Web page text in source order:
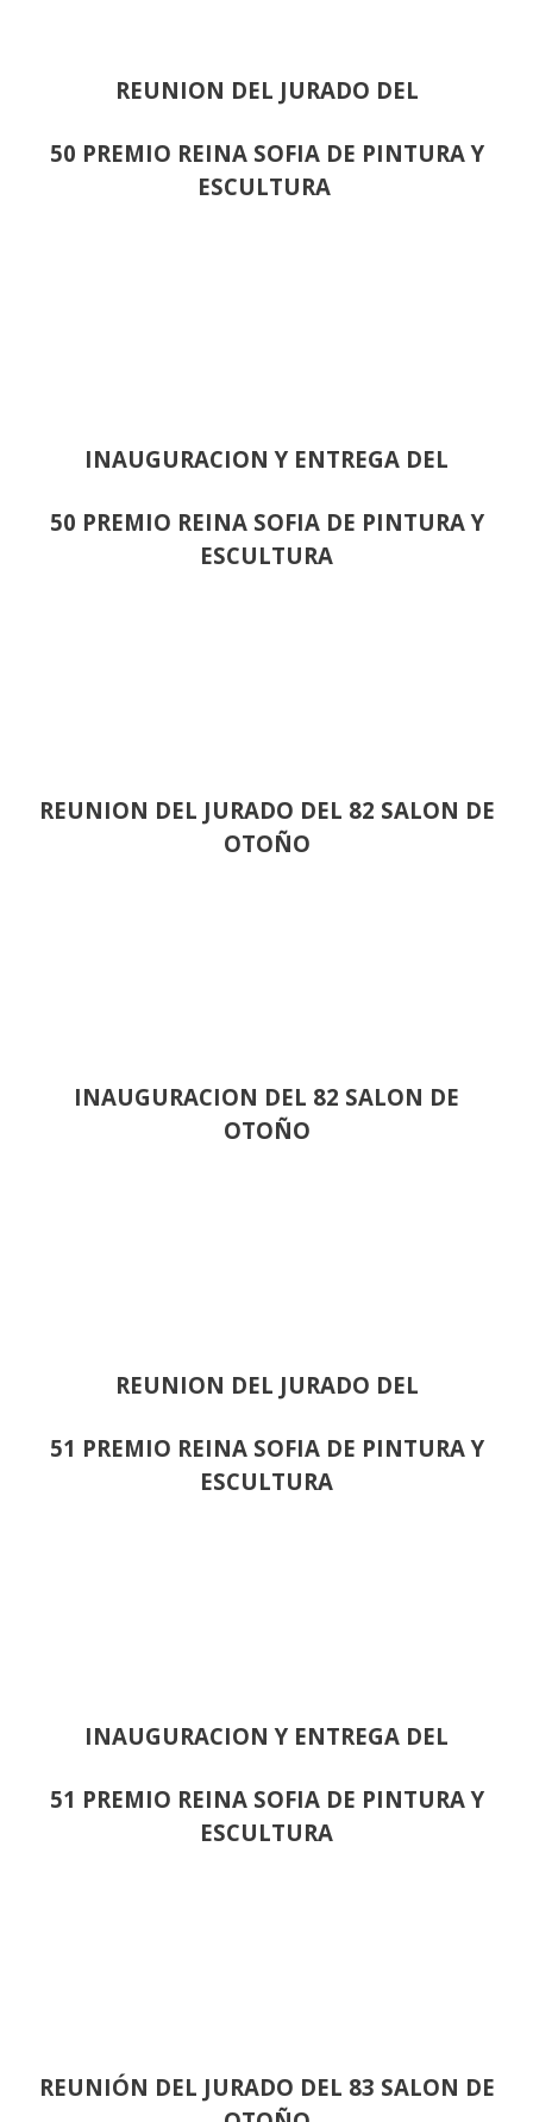
REUNION DEL JURADO DEL
50 PREMIO REINA SOFIA DE PINTURA Y
ESCULTURA
INAUGURACION Y ENTREGA DEL
50 PREMIO REINA SOFIA DE PINTURA Y
ESCULTURA
REUNION DEL JURADO DEL 82 SALON DE
OTOÑO
INAUGURACION DEL 82 SALON DE
OTOÑO
REUNION DEL JURADO DEL
51 PREMIO REINA SOFIA DE PINTURA Y
ESCULTURA
INAUGURACION Y ENTREGA DEL
51 PREMIO REINA SOFIA DE PINTURA Y
ESCULTURA
REUNIÓN DEL JURADO DEL 83 SALON DE